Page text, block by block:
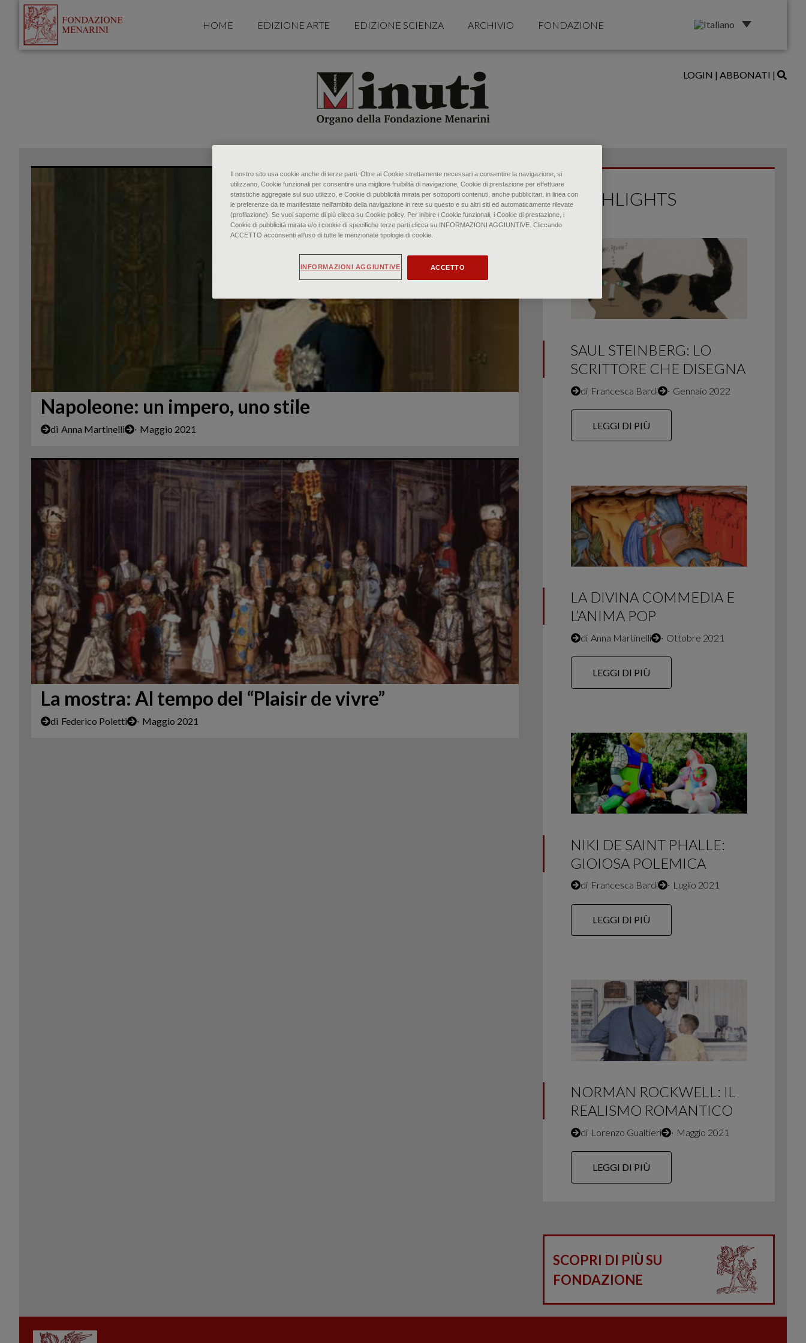
HOME EDIZIONE ARTE EDIZIONE SCIENZA ARCHIVIO FONDAZIONE
LOGIN | ABBONATI |
Napoleone: un impero, uno stile
di Anna Martinelli ∙ Maggio 2021
La mostra: Al tempo del “Plaisir de vivre”
di Federico Poletti ∙ Maggio 2021
HIGHLIGHTS
SAUL STEINBERG: LO
SCRITTORE CHE DISEGNA
di Francesca Bardi ∙ Gennaio 2022
LEGGI DI PIÙ
LA DIVINA COMMEDIA E
L’ANIMA POP
di Anna Martinelli ∙ Ottobre 2021
LEGGI DI PIÙ
NIKI DE SAINT PHALLE:
GIOIOSA POLEMICA
di Francesca Bardi ∙ Luglio 2021
LEGGI DI PIÙ
NORMAN ROCKWELL: IL
REALISMO ROMANTICO
di Lorenzo Gualtieri ∙ Maggio 2021
LEGGI DI PIÙ
SCOPRI DI PIÙ SU
FONDAZIONE
Il nostro sito usa cookie anche di terze parti. Oltre ai Cookie strettamente necessari a consentire la navigazione, si
utilizzano, Cookie funzionali per consentire una migliore fruibilità di navigazione, Cookie di prestazione per effettuare
statistiche aggregate sul suo utilizzo, e Cookie di pubblicità mirata per sottoporti contenuti, anche pubblicitari, in linea con
le preferenze da te manifestate nell‘ambito della navigazione in rete su questo e su altri siti ed automaticamente rilevate
(profilazione). Se vuoi saperne di più clicca su Cookie policy. Per inibire i Cookie funzionali, i Cookie di prestazione, i
Cookie di pubblicità mirata e/o i cookie di specifiche terze parti clicca su INFORMAZIONI AGGIUNTIVE. Cliccando
ACCETTO acconsenti all’uso di tutte le menzionate tipologie di cookie.
ACCETTO
INFORMAZIONI AGGIUNTIVE